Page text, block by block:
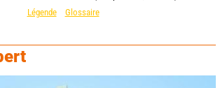
Légende
Glossaire